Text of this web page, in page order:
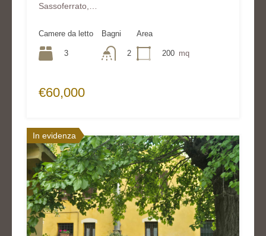
Sassoferrato,…
Camere da letto
3
Bagni
2
Area
200 mq
€60,000
In evidenza